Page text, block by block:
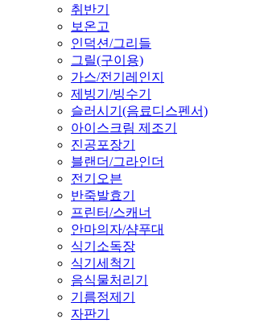
취반기
보온고
인덕션/그리들
그릴(구이용)
가스/전기레인지
제빙기/빙수기
슬러시기(음료디스펜서)
아이스크림 제조기
진공포장기
블랜더/그라인더
전기오븐
반죽발효기
프린터/스캐너
안마의자/샴푸대
식기소독장
식기세척기
음식물처리기
기름정제기
자판기